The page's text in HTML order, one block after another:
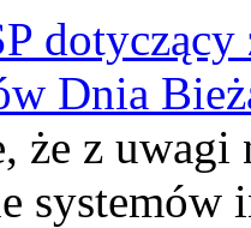
dotyczący
Dnia
że z uwagi